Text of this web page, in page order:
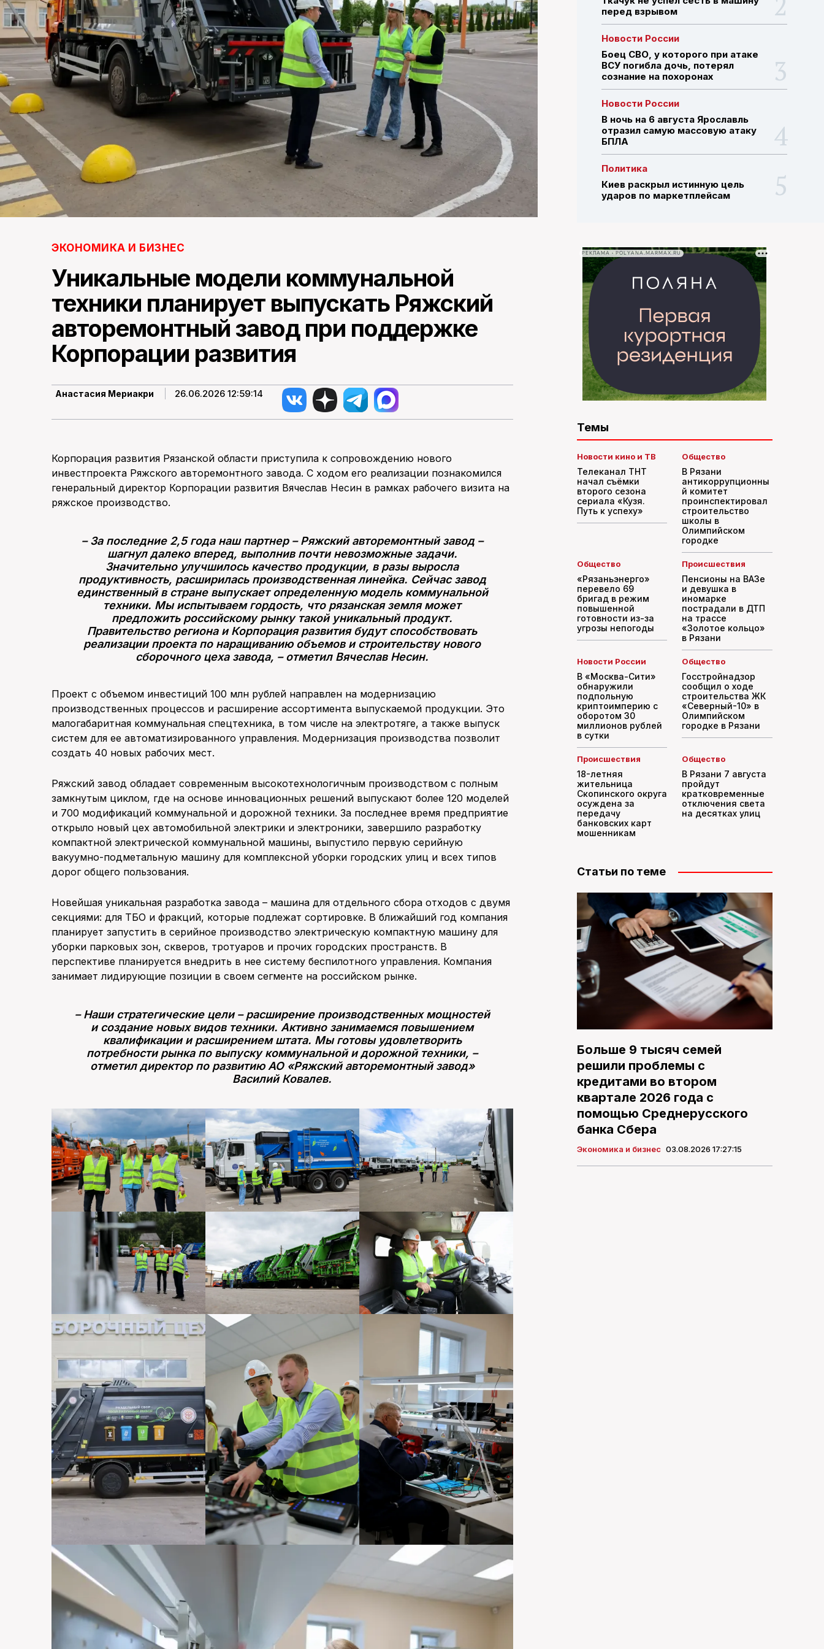
ПОИСК ПО САЙТУ
ЭКОНОМИКА И БИЗНЕС
Уникальные модели коммунальной
техники планирует выпускать Ряжский
авторемонтный завод при поддержке
Корпорации развития
Анастасия Мериакри 26.06.2026 12:59:14
Корпорация развития Рязанской области приступила к сопровождению нового
инвестпроекта Ряжского авторемонтного завода. С ходом его реализации познакомился
генеральный директор Корпорации развития Вячеслав Несин в рамках рабочего визита на
ряжское производство.
– За последние 2,5 года наш партнер – Ряжский авторемонтный завод –
шагнул далеко вперед, выполнив почти невозможные задачи.
Значительно улучшилось качество продукции, в разы выросла
продуктивность, расширилась производственная линейка. Сейчас завод
единственный в стране выпускает определенную модель коммунальной
техники. Мы испытываем гордость, что рязанская земля может
предложить российскому рынку такой уникальный продукт.
Правительство региона и Корпорация развития будут способствовать
реализации проекта по наращиванию объемов и строительству нового
сборочного цеха завода, – отметил Вячеслав Несин.
Проект с объемом инвестиций 100 млн рублей направлен на модернизацию
производственных процессов и расширение ассортимента выпускаемой продукции. Это
малогабаритная коммунальная спецтехника, в том числе на электротяге, а также выпуск
систем для ее автоматизированного управления. Модернизация производства позволит
создать 40 новых рабочих мест.
Ряжский завод обладает современным высокотехнологичным производством с полным
замкнутым циклом, где на основе инновационных решений выпускают более 120 моделей
и 700 модификаций коммунальной и дорожной техники. За последнее время предприятие
открыло новый цех автомобильной электрики и электроники, завершило разработку
компактной электрической коммунальной машины, выпустило первую серийную
вакуумно-подметальную машину для комплексной уборки городских улиц и всех типов
дорог общего пользования.
Новейшая уникальная разработка завода – машина для отдельного сбора отходов с двумя
секциями: для ТБО и фракций, которые подлежат сортировке. В ближайший год компания
планирует запустить в серийное производство электрическую компактную машину для
уборки парковых зон, скверов, тротуаров и прочих городских пространств. В
перспективе планируется внедрить в нее систему беспилотного управления. Компания
занимает лидирующие позиции в своем сегменте на российском рынке.
– Наши стратегические цели – расширение производственных мощностей
и создание новых видов техники. Активно занимаемся повышением
квалификации и расширением штата. Мы готовы удовлетворить
потребности рынка по выпуску коммунальной и дорожной техники, –
отметил директор по развитию АО «Ряжский авторемонтный завод»
Василий Ковалев.
перед взрывом
Новости России
Боец СВО, у которого при атаке
ВСУ погибла дочь, потерял
сознание на похоронах
Новости России
В ночь на 6 августа Ярославль
отразил самую массовую атаку
БПЛА
Политика
Киев раскрыл истинную цель
ударов по маркетплейсам
РЕКЛАМА • POLYANA.MARMAX.RU
Темы
Новости кино и ТВ
Телеканал ТНТ
начал съёмки
второго сезона
сериала «Кузя.
Путь к успеху»
Общество
В Рязани
антикоррупционны
й комитет
проинспектировал
строительство
школы в
Олимпийском
городке
Общество
«Рязаньэнерго»
перевело 69
бригад в режим
повышенной
готовности из-за
угрозы непогоды
Происшествия
Пенсионы на ВАЗе
и девушка в
иномарке
пострадали в ДТП
на трассе
«Золотое кольцо»
в Рязани
Новости России
В «Москва-Сити»
обнаружили
подпольную
криптоимперию с
оборотом 30
миллионов рублей
в сутки
Общество
Госстройнадзор
сообщил о ходе
строительства ЖК
«Северный-10» в
Олимпийском
городке в Рязани
Происшествия
18-летняя
жительница
Скопинского округа
осуждена за
передачу
банковских карт
мошенникам
Общество
В Рязани 7 августа
пройдут
кратковременные
отключения света
на десятках улиц
Статьи по теме
Больше 9 тысяч семей
решили проблемы с
кредитами во втором
квартале 2026 года с
помощью Среднерусского
банка Сбера
Экономика и бизнес 03.08.2026 17:27:15